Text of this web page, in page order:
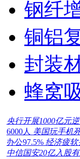
钢纤
铜铝
封装
蜂窝
央行开展1000亿元
6000人 美国玩手机
办公97.5% 经济疲
中信国安20亿入股